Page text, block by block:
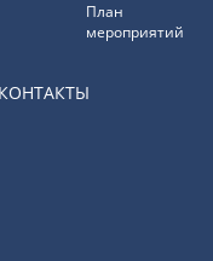
План
мероприятий
КОНТАКТЫ